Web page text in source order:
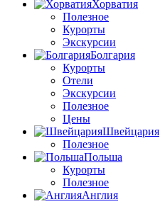
Хорватия
Полезное
Курорты
Экскурсии
Болгария
Курорты
Отели
Экскурсии
Полезное
Цены
Швейцария
Полезное
Польша
Курорты
Полезное
Англия